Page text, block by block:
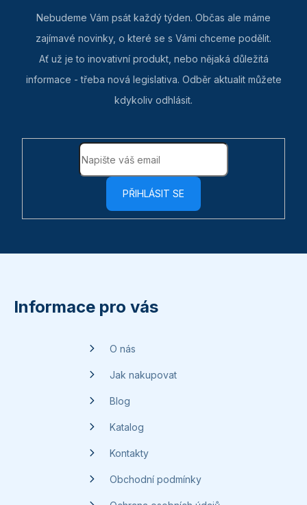
Nebudeme Vám psát každý týden. Občas ale máme
zajímavé novinky, o které se s Vámi chceme podělit.
Ať už je to inovativní produkt, nebo nějaká důležitá
informace - třeba nová legislativa. Odběr aktualit můžete
kdykoliv odhlásit.
PŘIHLÁSIT SE
Informace pro vás
O nás
Jak nakupovat
Blog
Katalog
Kontakty
Obchodní podmínky